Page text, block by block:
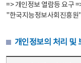
=> 개인정보 열람등 요구
"한국지능정보사회진흥원
개인정보의 처리 및